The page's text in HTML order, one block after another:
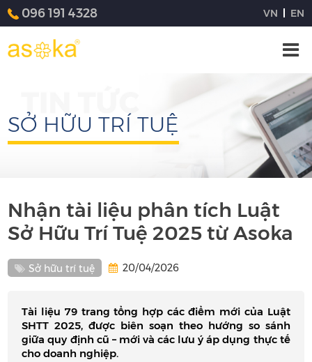
096 191 4328 VN EN
SỞ HỮU TRÍ TUỆ
Nhận tài liệu phân tích Luật
Sở Hữu Trí Tuệ 2025 từ Asoka
Sở hữu trí tuệ 20/04/2026
Tài liệu 79 trang tổng hợp các điểm mới của Luật
SHTT 2025, được biên soạn theo hướng so sánh
giữa quy định cũ – mới và các lưu ý áp dụng thực tế
cho doanh nghiệp.